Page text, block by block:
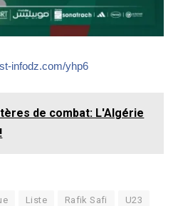
infodz.com/yhp6
de combat: L'Algérie
Liste Rafik Safi U23